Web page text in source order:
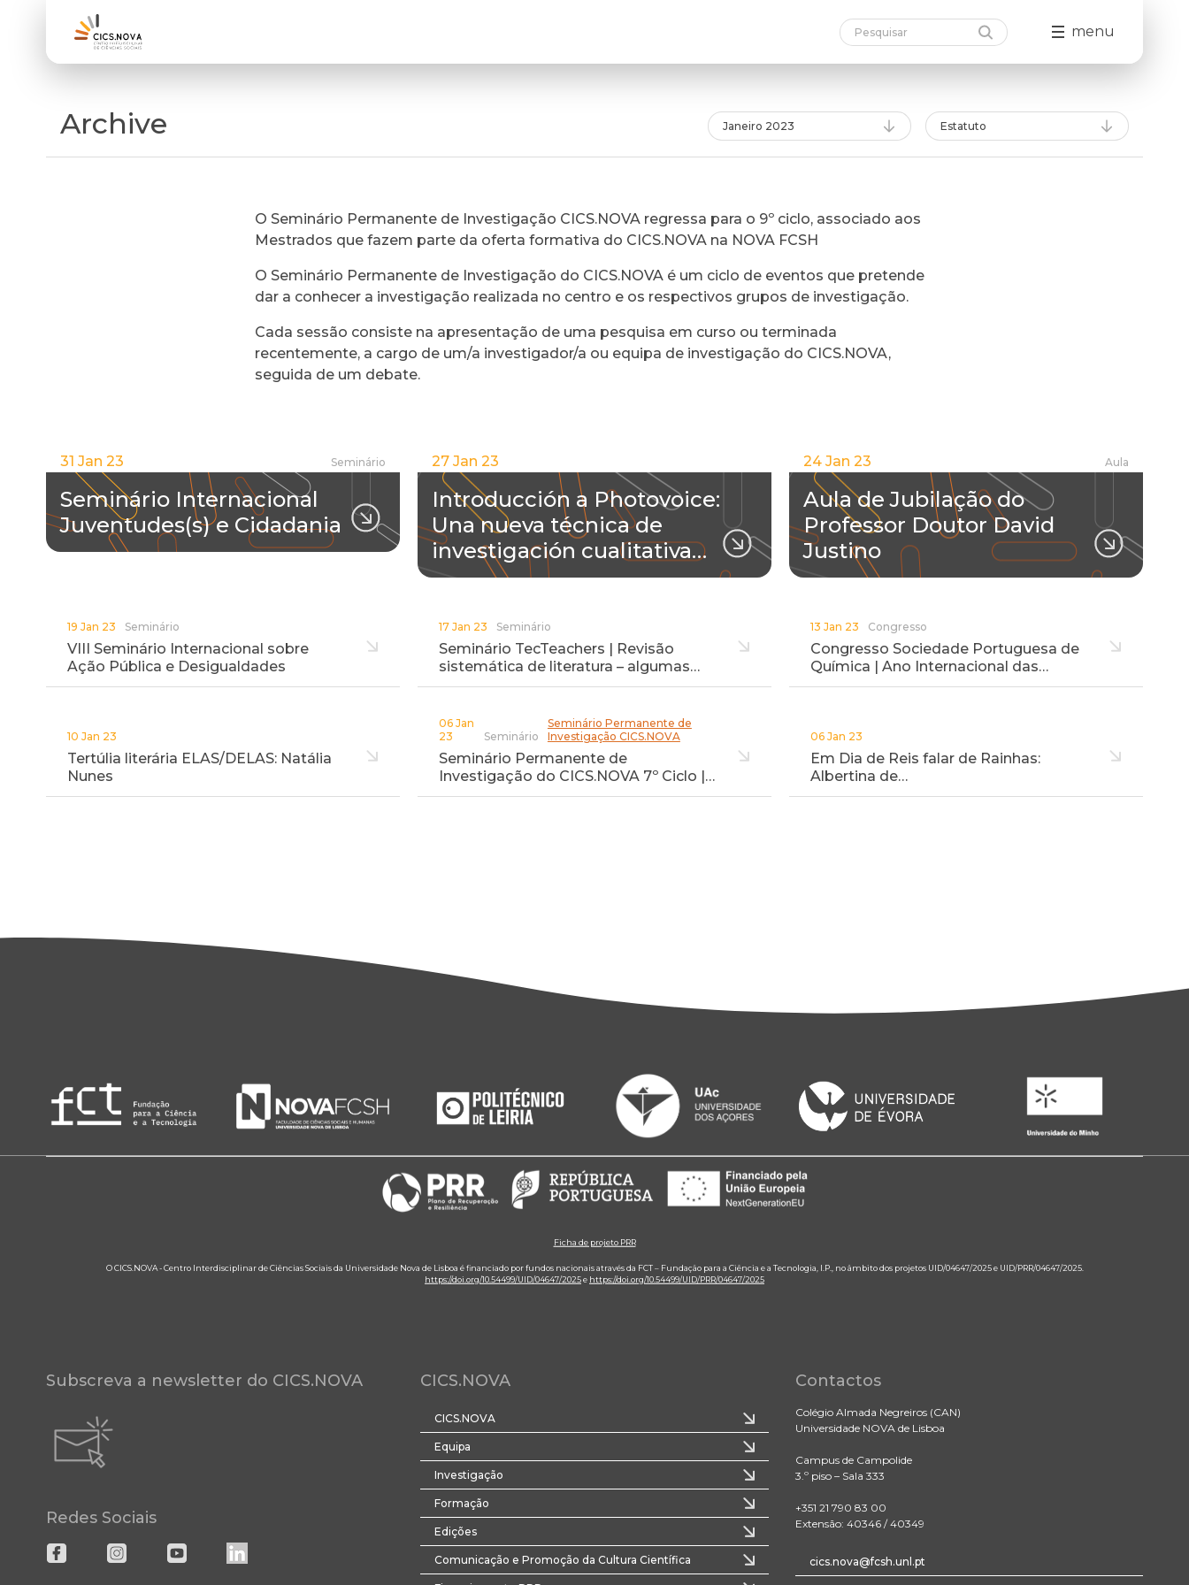
menu
Archive Janeiro 2023 Estatuto
O Seminário Permanente de Investigação CICS.NOVA regressa para o 9º ciclo, associado aos
Mestrados que fazem parte da oferta formativa do CICS.NOVA na NOVA FCSH
O Seminário Permanente de Investigação do CICS.NOVA é um ciclo de eventos que pretende
dar a conhecer a investigação realizada no centro e os respectivos grupos de investigação.
Cada sessão consiste na apresentação de uma pesquisa em curso ou terminada
recentemente, a cargo de um/a investigador/a ou equipa de investigação do CICS.NOVA,
seguida de um debate.
31 Jan 23 Seminário
Seminário Internacional
Juventudes(s) e Cidadania
27 Jan 23
Introducción a Photovoice:
Una nueva técnica de
investigación cualitativa…
24 Jan 23 Aula
Aula de Jubilação do
Professor Doutor David
Justino
19 Jan 23 Seminário
VIII Seminário Internacional sobre
Ação Pública e Desigualdades
17 Jan 23 Seminário
Seminário TecTeachers | Revisão
sistemática de literatura – algumas…
13 Jan 23 Congresso
Congresso Sociedade Portuguesa de
Química | Ano Internacional das…
10 Jan 23
Tertúlia literária ELAS/DELAS: Natália
Nunes
06 Jan
23
Seminário Permanente de
Investigação CICS.NOVA
Seminário
Seminário Permanente de
Investigação do CICS.NOVA 7º Ciclo |…
06 Jan 23
Em Dia de Reis falar de Rainhas:
Albertina de…
Ficha de projeto PRR
O CICS.NOVA - Centro Interdisciplinar de Ciências Sociais da Universidade Nova de Lisboa é financiado por fundos nacionais através da FCT – Fundação para a Ciência e a Tecnologia, I.P., no âmbito dos projetos UID/04647/2025 e UID/PRR/04647/2025.
https://doi.org/10.54499/UID/04647/2025e https://doi.org/10.54499/UID/PRR/04647/2025
Subscreva a newsletter do CICS.NOVA
Redes Sociais
CICS.NOVA
CICS.NOVA
Equipa
Investigação
Formação
Edições
Comunicação e Promoção da Cultura Científica
Contactos
Colégio Almada Negreiros (CAN)
Universidade NOVA de Lisboa
Campus de Campolide
3.º piso – Sala 333
+351 21 790 83 00
Extensão: 40346 / 40349
cics.nova@fcsh.unl.pt